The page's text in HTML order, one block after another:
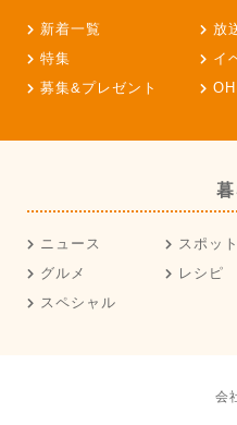
新着一覧 放
特集
イ
募集&プレゼント
暮
ニュース スポット
グルメ
レシピ
スペシャル
会